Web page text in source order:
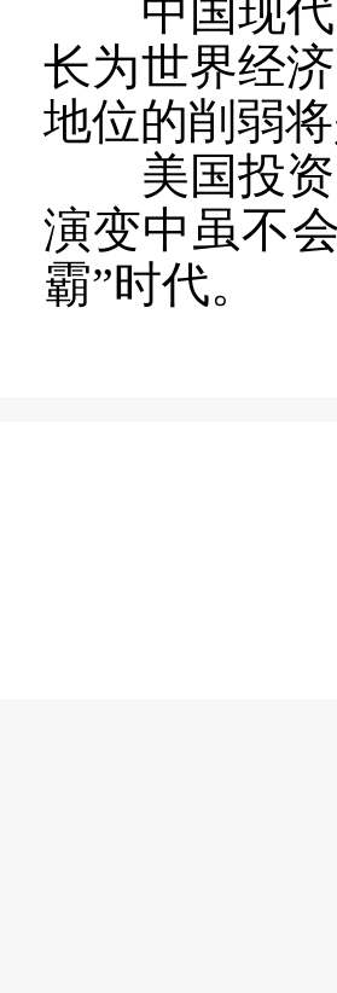
中国现代
长为世界经
地位的削弱
美国投资
演变中虽不
霸”时代。